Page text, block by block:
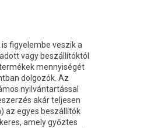
figyelembe veszik a
vagy beszállítóktól
mennyiségét
dolgozók. Az
nyilvántartással
akár teljesen
az egyes beszállítók
amely győztes